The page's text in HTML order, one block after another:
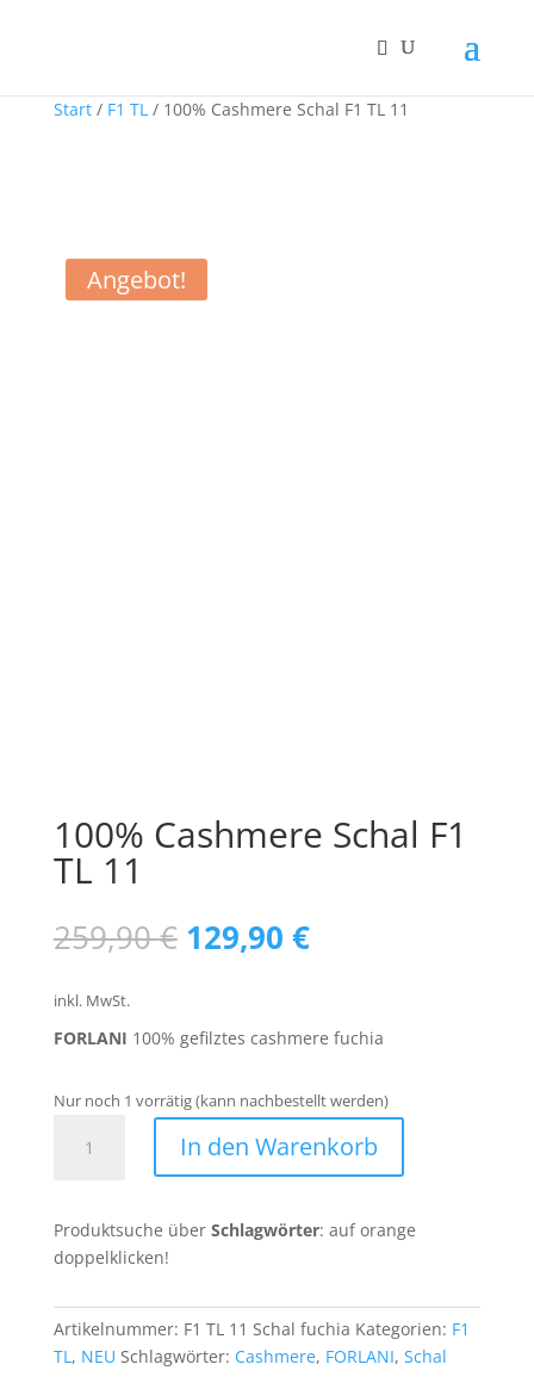
Start/ F1 TL/ 100% Cashmere Schal F1 TL 11
Angebot!
100% Cashmere Schal F1
TL 11
259,90€ Ursprünglicher
Preis
129,90 €Aktueller
Preis
inkl. MwSt.
FORLANI 100% gefilztes cashmere fuchia
Nur noch 1 vorrätig (kann nachbestellt werden)
Cashmere
TL
11
In den Warenkorb
Produktsuche über Schlagwörter: auf orange
doppelklicken!
Artikelnummer: F1 TL 11 Schal fuchia Kategorien: F1
TL, NEU Schlagwörter: Cashmere, FORLANI, Schal